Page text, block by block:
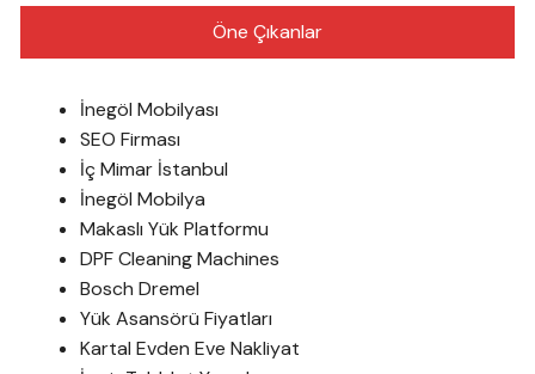
Öne Çıkanlar
İnegöl Mobilyası
SEO Firması
İç Mimar İstanbul
İnegöl Mobilya
Makaslı Yük Platformu
DPF Cleaning Machines
Bosch Dremel
Yük Asansörü Fiyatları
Kartal Evden Eve Nakliyat